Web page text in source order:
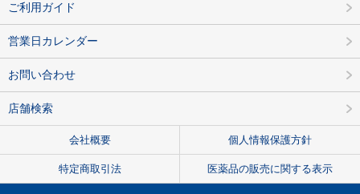
ご利用ガイド
営業日カレンダー
お問い合わせ
店舗検索
会社概要 個人情報保護方針
特定商取引法 医薬品の販売に関する表示